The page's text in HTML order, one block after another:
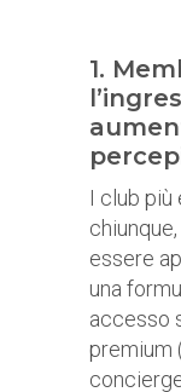
1.
I club più
essere
una
accesso
premium